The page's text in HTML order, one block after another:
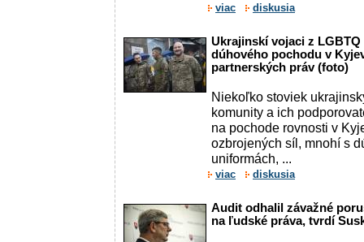
viac diskusia
Ukrajinskí vojaci z
dúhového pochodu v
partnerských práv (foto)
Niekoľko stoviek
komunity a ich
na pochode rovnosti v
ozbrojených síl, mnohí s
uniformách, ...
viac diskusia
Audit odhalil závažné
na ľudské práva, tvrdí